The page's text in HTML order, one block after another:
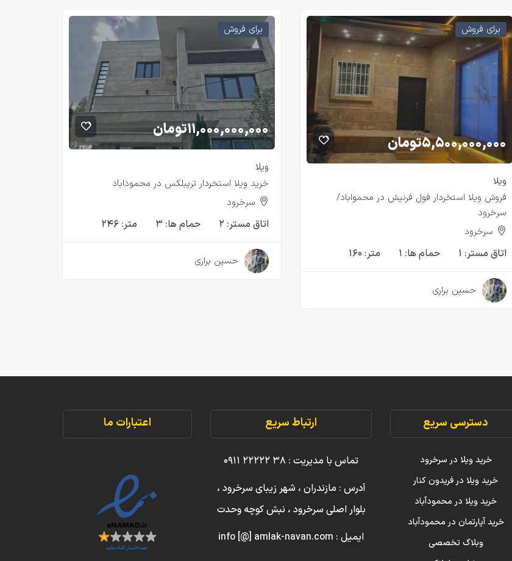
برای فروش
۵,۵۰۰,۰۰۰,۰۰۰تومان
ویلا
فروش ويلا استخردار فول فرنيش در محمواباد/
سرخرود
سرخرود
اتاق مستر: ۱ حمام ها: ۱ متر: ۱۶۰
حسین براری
برای فروش
۱۱,۰۰۰,۰۰۰,۰۰۰تومان
ویلا
خريد ويلا استخردار تريبلكس در محموداباد
سرخرود
اتاق مستر: ۲ حمام ها: ۳ متر: ۲۴۶
حسین براری
دسترسی سریع
خرید ویلا در سرخرود
خرید ویلا در فریدون کنار
خرید ویلا در محمودآباد
خرید آپارتمان در محمودآباد
وبلاگ تخصصی
ارتباط سریع
تماس با مدیریت : ۳۸ ۲۲۲۲۲ ۰۹۱۱
آدرس : مازندران ، شهر زیبای سرخرود ،
بلوار اصلی سرخرود ، نبش کوچه وحدت
ایمیل : info [@] amlak-navan.com
اعتبارات ما